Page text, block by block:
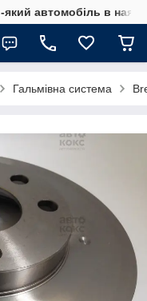
автомобіль в
Гальмівна система